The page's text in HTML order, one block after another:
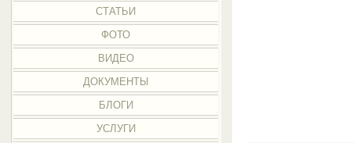
СТАТЬИ
ФОТО
ВИДЕО
ДОКУМЕНТЫ
БЛОГИ
УСЛУГИ